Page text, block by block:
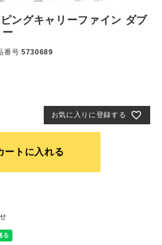
ングキャリーファイン ダブ
番号 5730689
お気に入りに登録する
ートに入れる